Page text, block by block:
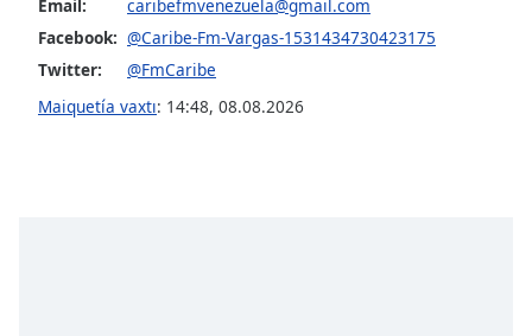
Opacity
Caption
Email:
caribefmvenezuela@gmail.com
Facebook: @Caribe-Fm-Vargas-1531434730423175
Twitter:
@FmCaribe
Maiquetía vaxtı: 14:48, 08.08.2026